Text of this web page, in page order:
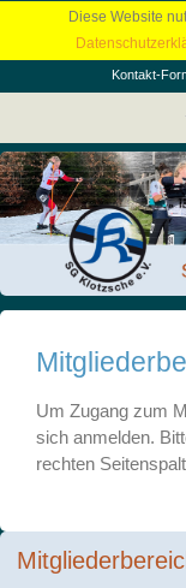
Diese Website
Kontakt-
Um Zugang zum
sich anmelden.
rechten